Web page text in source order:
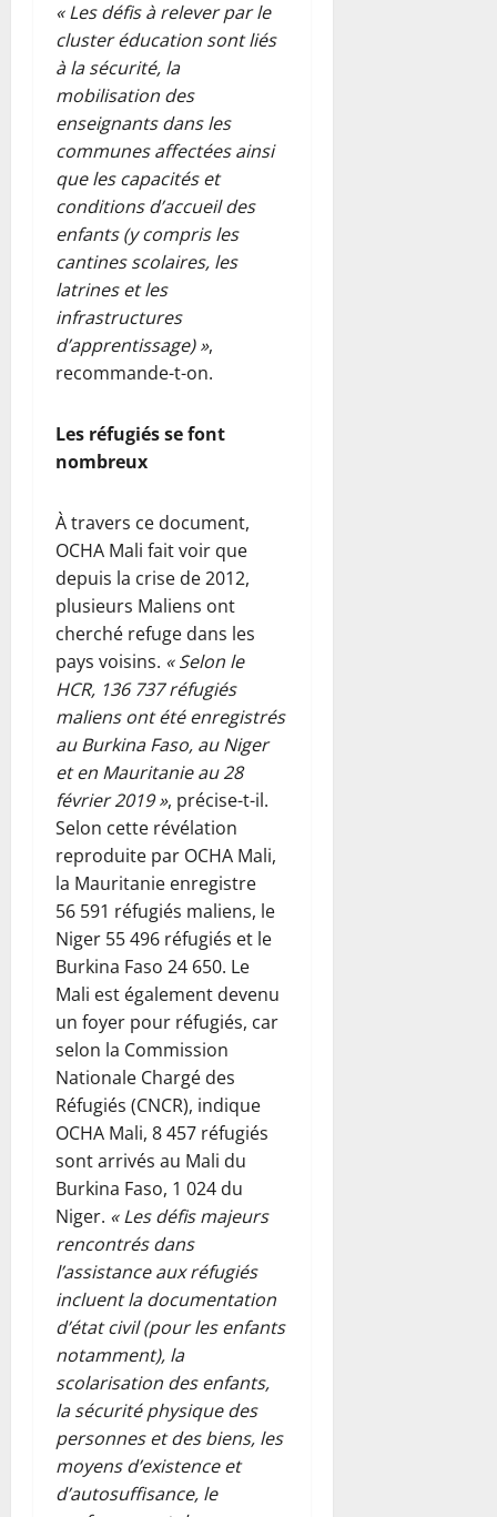
« Les défis à relever par le
cluster éducation sont liés
à la sécurité, la
mobilisation des
enseignants dans les
communes affectées ainsi
que les capacités et
conditions d’accueil des
enfants (y compris les
cantines scolaires, les
latrines et les
infrastructures
d’apprentissage) »,
recommande-t-on.
Les réfugiés se font
nombreux
À travers ce document,
OCHA Mali fait voir que
depuis la crise de 2012,
plusieurs Maliens ont
cherché refuge dans les
pays voisins. « Selon le
HCR, 136 737 réfugiés
maliens ont été enregistrés
au Burkina Faso, au Niger
et en Mauritanie au 28
février 2019 », précise-t-il.
Selon cette révélation
reproduite par OCHA Mali,
la Mauritanie enregistre
56 591 réfugiés maliens, le
Niger 55 496 réfugiés et le
Burkina Faso 24 650. Le
Mali est également devenu
un foyer pour réfugiés, car
selon la Commission
Nationale Chargé des
Réfugiés (CNCR), indique
OCHA Mali, 8 457 réfugiés
sont arrivés au Mali du
Burkina Faso, 1 024 du
Niger. « Les défis majeurs
rencontrés dans
l’assistance aux réfugiés
incluent la documentation
d’état civil (pour les enfants
notamment), la
scolarisation des enfants,
la sécurité physique des
personnes et des biens, les
moyens d’existence et
d’autosuffisance, le